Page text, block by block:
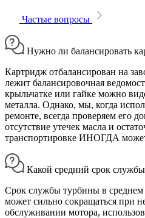
Частые вопросы
Нужно ли балансировать
Картридж отбалансирован на
лежит балансировочная
крыльчатке или гайке можно
металла. Однако, мы, когда
ремонте, всегда проверяем его
отсутствие утечек масла и
транспортировке ИНОГДА
Какой средний срок
Срок службы турбины в
может сильно сокращаться при
обслуживании мотора,